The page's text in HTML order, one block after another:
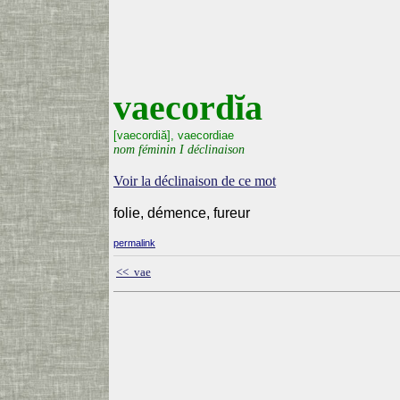
vaecordĭa
[vaecordiă], vaecordiae
nom féminin I déclinaison
Voir la déclinaison de ce mot
folie, démence, fureur
permalink
<< vae